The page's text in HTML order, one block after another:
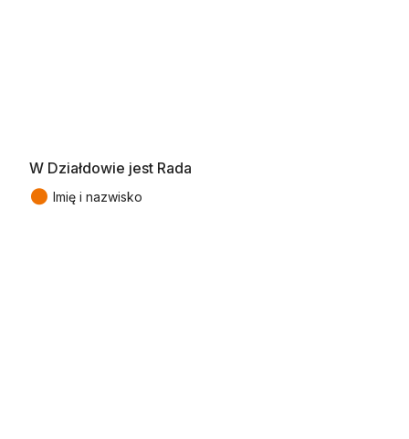
W Działdowie jest Rada
● Imię i nazwisko